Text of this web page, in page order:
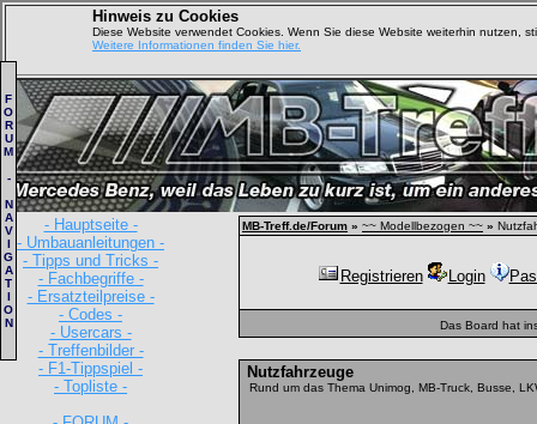
Hinweis zu Cookies
Diese Website verwendet Cookies. Wenn Sie diese Website weiterhin nutzen,
Weitere Informationen finden Sie hier.
- Hauptseite -
- Umbauanleitungen -
- Tipps und Tricks -
- Fachbegriffe -
- Ersatzteilpreise -
- Codes -
- Usercars -
- Treffenbilder -
- F1-Tippspiel -
- Topliste -
F
O
R
U
M
-
N
A
V
I
G
A
T
I
O
N
MB-Treff.de/Forum » ~~ Modellbezogen ~~ »
Registrieren Login
Das Board hat
Nutzfahrzeuge
Rund um das Thema Unimog, MB-Truck, Busse,